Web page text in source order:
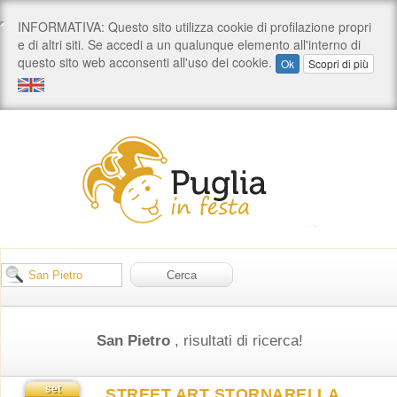
San Pietro , risultati di ricerca!
set